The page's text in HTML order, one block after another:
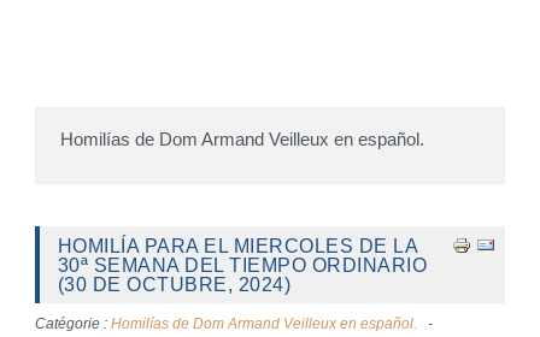
Homilías de Dom Armand Veilleux en español.
HOMILÍA PARA EL MIERCOLES DE LA
30ª SEMANA DEL TIEMPO ORDINARIO
(30 DE OCTUBRE, 2024)
Catégorie : Homilías de Dom Armand Veilleux en español.